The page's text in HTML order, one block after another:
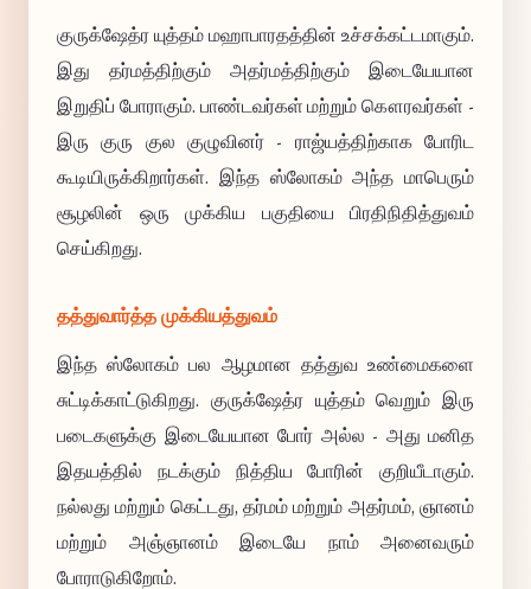
குருக்ஷேத்ர யுத்தம் மஹாபாரதத்தின் உச்சக்கட்டமாகும்.
இது தர்மத்திற்கும் அதர்மத்திற்கும் இடையேயான
இறுதிப் போராகும். பாண்டவர்கள் மற்றும் கௌரவர்கள் -
இரு குரு குல குழுவினர் - ராஜ்யத்திற்காக போரிட
கூடியிருக்கிறார்கள். இந்த ஸ்லோகம் அந்த மாபெரும்
சூழலின் ஒரு முக்கிய பகுதியை பிரதிநிதித்துவம்
செய்கிறது.
தத்துவார்த்த முக்கியத்துவம்
இந்த ஸ்லோகம் பல ஆழமான தத்துவ உண்மைகளை
சுட்டிக்காட்டுகிறது. குருக்ஷேத்ர யுத்தம் வெறும் இரு
படைகளுக்கு இடையேயான போர் அல்ல - அது மனித
இதயத்தில் நடக்கும் நித்திய போரின் குறியீடாகும்.
நல்லது மற்றும் கெட்டது, தர்மம் மற்றும் அதர்மம், ஞானம்
மற்றும் அஞ்ஞானம் இடையே நாம் அனைவரும்
போராடுகிறோம்.